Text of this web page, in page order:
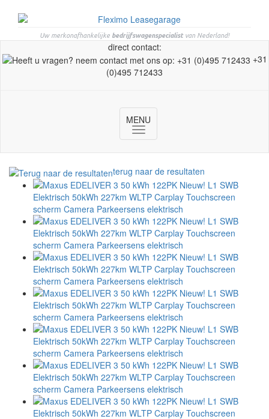
Uw merkonafhankelijke bedrijfswagenspecialistvan Nederland!
direct contact:
+31
(0)495 712433
MENU
Toggle
navigation
terug naar de resultaten